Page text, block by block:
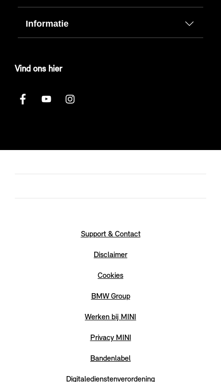
Informatie
Vind ons hier
Support & Contact
Disclaimer
Cookies
BMW Group
Werken bij MINI
Privacy MINI
Bandenlabel
Digitaledienstenverordening